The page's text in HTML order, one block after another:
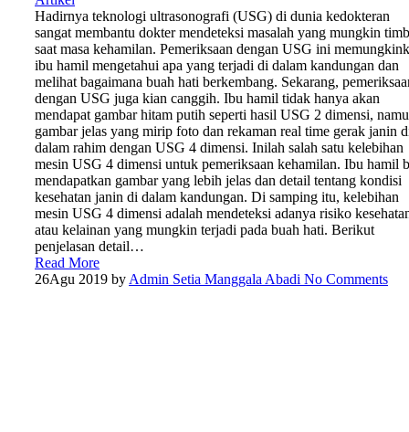
Hadirnya teknologi ultrasonografi (USG) di dunia kedokteran
sangat membantu dokter mendeteksi masalah yang mungkin
saat masa kehamilan. Pemeriksaan dengan USG ini
ibu hamil mengetahui apa yang terjadi di dalam kandungan dan
melihat bagaimana buah hati berkembang. Sekarang,
dengan USG juga kian canggih. Ibu hamil tidak hanya akan
mendapat gambar hitam putih seperti hasil USG 2 dimensi,
gambar jelas yang mirip foto dan rekaman real time gerak janin
dalam rahim dengan USG 4 dimensi. Inilah salah satu kelebihan
mesin USG 4 dimensi untuk pemeriksaan kehamilan. Ibu hamil
mendapatkan gambar yang lebih jelas dan detail tentang kondisi
kesehatan janin di dalam kandungan. Di samping itu, kelebihan
mesin USG 4 dimensi adalah mendeteksi adanya risiko
atau kelainan yang mungkin terjadi pada buah hati. Berikut
penjelasan detail…
Read More
26Agu 2019 by Admin Setia Manggala Abadi No Comments